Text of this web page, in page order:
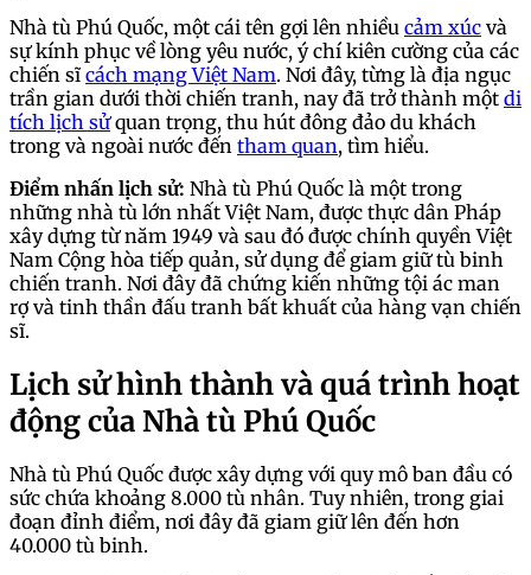
Nhà tù Phú Quốc, một cái tên gợi lên nhiều cảm xúc và
sự kính phục về lòng yêu nước, ý chí kiên cường của các
chiến sĩcách mạng Việt Nam. Nơi đây, từng là địa ngục
trần gian dưới thời chiến tranh, nay đã trở thành một di
tích lịch sửquan trọng, thu hút đông đảo du khách
trong và ngoài nước đến tham quan, tìm hiểu.
Điểm nhấn lịch sử: Nhà tù Phú Quốc là một trong
những nhà tù lớn nhất Việt Nam, được thực dân Pháp
xây dựng từ năm 1949 và sau đó được chính quyền Việt
Nam Cộng hòa tiếp quản, sử dụng để giam giữ tù binh
chiến tranh. Nơi đây đã chứng kiến những tội ác man
rợ và tinh thần đấu tranh bất khuất của hàng vạn chiến
sĩ.
Lịch sử hình thành và quá trình hoạt
động của Nhà tù Phú Quốc
Nhà tù Phú Quốc được xây dựng với quy mô ban đầu có
sức chứa khoảng 8.000 tù nhân. Tuy nhiên, trong giai
đoạn đỉnh điểm, nơi đây đã giam giữ lên đến hơn
40.000 tù binh.